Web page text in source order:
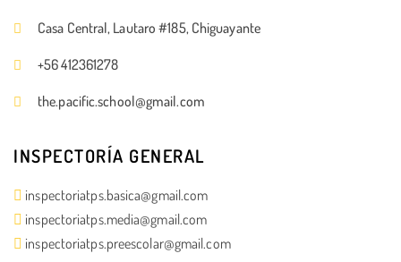
Casa Central, Lautaro #185, Chiguayante
+56 412361278
the.pacific.school@gmail.com
INSPECTORÍA GENERAL
inspectoriatps.basica@gmail.com
inspectoriatps.media@gmail.com
inspectoriatps.preescolar@gmail.com